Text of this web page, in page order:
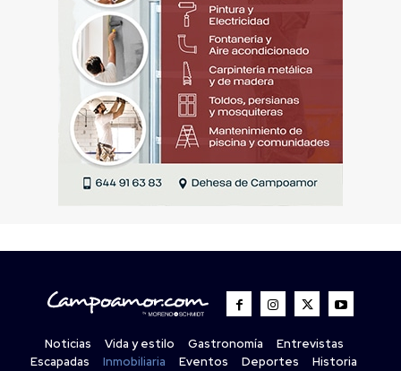
Noticias Vida y estilo Gastronomía
Entrevistas
Escapadas
Inmobiliaria Eventos Deportes
Historia